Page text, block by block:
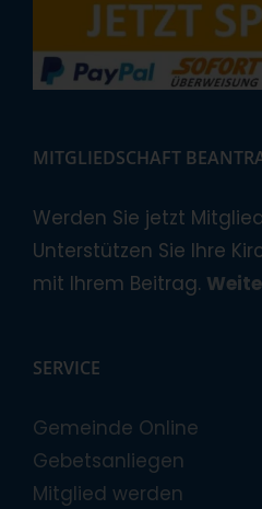
MITGLIEDSCHAFT
Werden Sie jetzt
Unterstützen Sie Ihre
mit Ihrem Beitrag.
SERVICE
Gemeinde Online
Gebetsanliegen
Mitglied werden